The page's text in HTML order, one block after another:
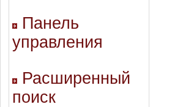
Панель
управления
Расширенный
поиск